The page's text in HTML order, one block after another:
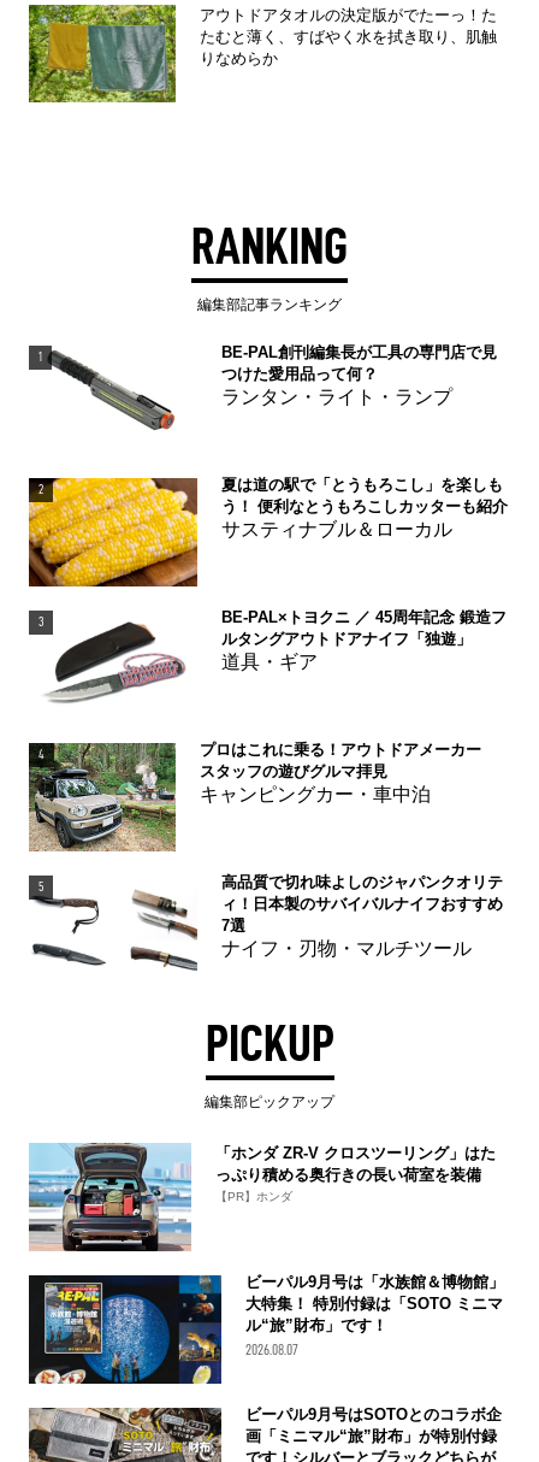
アウトドアタオルの決定版がでたーっ！た
たむと薄く、すばやく水を拭き取り、肌触
りなめらか
RANKING
編集部記事ランキング
1
BE-PAL創刊編集長が工具の専門店で見
つけた愛用品って何？
ランタン・ライト・ランプ
2
夏は道の駅で「とうもろこし」を楽しも
う！ 便利なとうもろこしカッターも紹介
サスティナブル＆ローカル
3
BE-PAL×トヨクニ ／ 45周年記念 鍛造フ
ルタングアウトドアナイフ「独遊」
道具・ギア
4
プロはこれに乗る！アウトドアメーカー
スタッフの遊びグルマ拝見
キャンピングカー・車中泊
5
高品質で切れ味よしのジャパンクオリテ
ィ！日本製のサバイバルナイフおすすめ
7選
ナイフ・刃物・マルチツール
PICKUP
編集部ピックアップ
「ホンダ ZR-V クロスツーリング」はた
っぷり積める奥行きの長い荷室を装備
【PR】ホンダ
ビーパル9月号は「水族館＆博物館」
大特集！ 特別付録は「SOTO ミニマ
ル“旅”財布」です！
2026.08.07
ビーパル9月号はSOTOとのコラボ企
画「ミニマル“旅”財布」が特別付録
です！シルバーとブラックどちらが